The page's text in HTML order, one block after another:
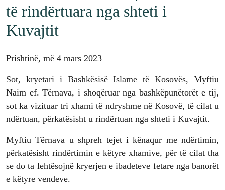
të rindërtuara nga shteti i
Kuvajtit
Prishtinë, më 4 mars 2023
Sot, kryetari i Bashkësisë Islame të Kosovës, Myftiu
Naim ef. Tërnava, i shoqëruar nga bashkëpunëtorët e tij,
sot ka vizituar tri xhami të ndryshme në Kosovë, të cilat u
ndërtuan, përkatësisht u rindërtuan nga shteti i Kuvajtit.
Myftiu Tërnava u shpreh tejet i kënaqur me ndërtimin,
përkatësisht rindërtimin e këtyre xhamive, për të cilat tha
se do ta lehtësojnë kryerjen e ibadeteve fetare nga banorët
e këtyre vendeve.